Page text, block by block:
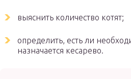
выяснить количество котят;
определить, есть ли
назначается кесарево.